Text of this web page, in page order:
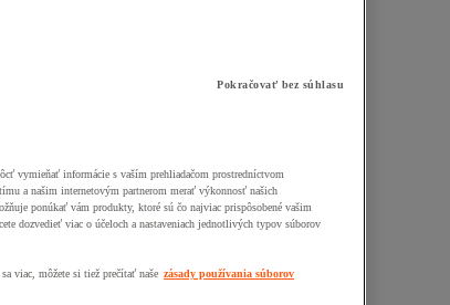
Pokračovať bez súhlasu
vymieňať informácie s vaším prehliadačom prostredníctvom
a našim internetovým partnerom merať výkonnosť našich
ponúkať vám produkty, ktoré sú čo najviac prispôsobené vašim
dozvedieť viac o účeloch a nastaveniach jednotlivých typov súborov
viac, môžete si tiež prečítať naše zásady používania súborov